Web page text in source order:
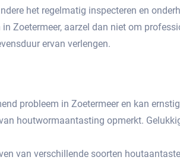
het regelmatig inspecteren en
Zoetermeer, aarzel dan niet om
ervan verlengen.
probleem in Zoetermeer en kan
houtwormaantasting opmerkt.
van verschillende soorten